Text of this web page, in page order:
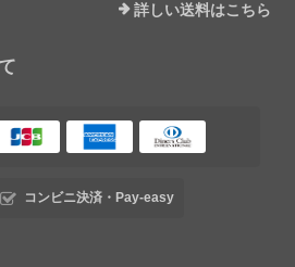
詳しい送料はこちら
コンビニ決済・Pay-easy